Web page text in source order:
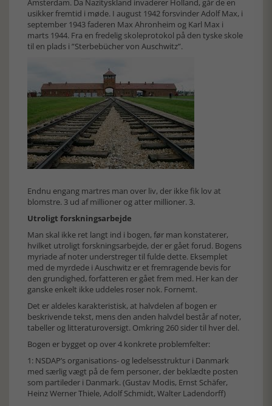
Amsterdam. Da Nazityskland invaderer Holland, går de en
usikker fremtid i møde. I august 1942 forsvinder Adolf Max, i
september 1943 faderen Max Ahronheim og Karl Max i
marts 1944. Fra en fredelig skoleprotokol på den tyske skole
til en plads i ”Sterbebücher von Auschwitz”.
Endnu engang martres man over liv, der ikke fik lov at
blomstre. 3 ud af millioner og atter millioner. 3.
Utroligt forskningsarbejde
Man skal ikke ret langt ind i bogen, før man konstaterer,
hvilket utroligt forskningsarbejde, der er gået forud. Bogens
myriade af noter understreger til fulde dette. Eksemplet
med de myrdede i Auschwitz er et fremragende bevis for
den grundighed, forfatteren er gået frem med. Her kan der
ganske enkelt ikke uddeles roser nok. Fornemt.
Det er aldeles karakteristisk, at halvdelen af bogen er
beskrivende tekst, mens den anden halvdel består af noter,
tabeller og litteraturoversigt. Omkring 260 sider til hver del.
Bogen er bygget op over 4 konkrete problemfelter:
1: NSDAP’s organisations- og ledelsesstruktur i Danmark
med særlig vægt på de fem personer, der beklædte posten
som partileder i Danmark. (Gustav Modis, Ernst Schäfer,
Heinz Werner Thiele, Adolf Schmidt, Walter Ladendorff)